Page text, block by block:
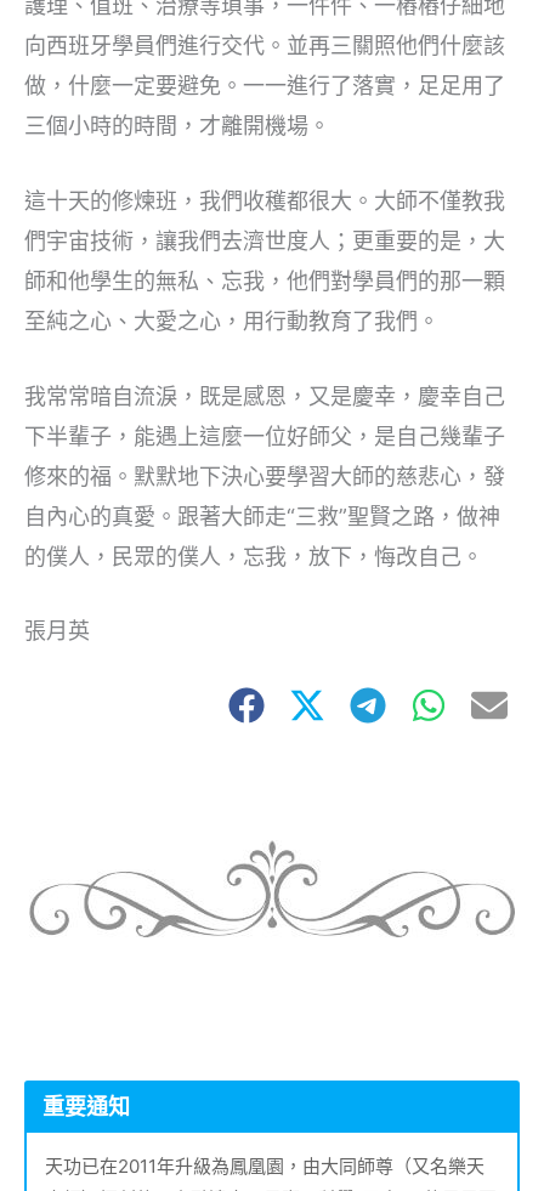
護理、值班、治療等瑣事，一件件、一樁樁仔細地
向西班牙學員們進行交代。並再三關照他們什麼該
做，什麼一定要避免。一一進行了落實，足足用了
三個小時的時間，才離開機場。
這十天的修煉班，我們收穫都很大。大師不僅教我
們宇宙技術，讓我們去濟世度人；更重要的是，大
師和他學生的無私、忘我，他們對學員們的那一顆
至純之心、大愛之心，用行動教育了我們。
我常常暗自流淚，既是感恩，又是慶幸，慶幸自己
下半輩子，能遇上這麼一位好師父，是自己幾輩子
修來的福。默默地下決心要學習大師的慈悲心，發
自內心的真愛。跟著大師走“三救”聖賢之路，做神
的僕人，民眾的僕人，忘我，放下，悔改自己。
張月英
重要通知
天功已在2011年升級為鳳凰園，由大同師尊（又名樂天